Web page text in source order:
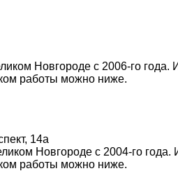
Новгороде с 2006-го
работы можно ниже.
14а
Новгороде с 2004-го
работы можно ниже.